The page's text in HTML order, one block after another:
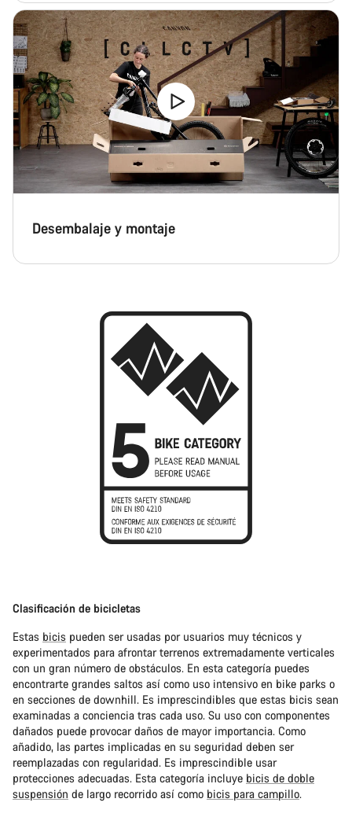
Desembalaje y montaje
Clasificación de bicicletas
Estas bicis pueden ser usadas por usuarios muy técnicos y
experimentados para afrontar terrenos extremadamente verticales
con un gran número de obstáculos. En esta categoría puedes
encontrarte grandes saltos así como uso intensivo en bike parks o
en secciones de downhill. Es imprescindibles que estas bicis sean
examinadas a conciencia tras cada uso. Su uso con componentes
dañados puede provocar daños de mayor importancia. Como
añadido, las partes implicadas en su seguridad deben ser
reemplazadas con regularidad. Es imprescindible usar
protecciones adecuadas. Esta categoría incluye bicis de doble
suspensión de largo recorrido así como bicis para campillo.